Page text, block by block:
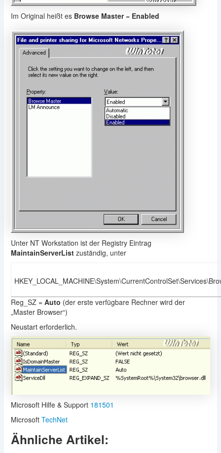
Im Original heißt es Browse Master= Enabled
Unter NT Workstation ist der Registry Eintrag
MaintainServerListzuständig, unter
Reg_SZ = Auto (der erste verfügbare Rechner wird der
„Master Browser“)
Neustart erforderlich.
Microsoft Hilfe & Support 181501
Microsoft TechNet
Ähnliche Artikel: